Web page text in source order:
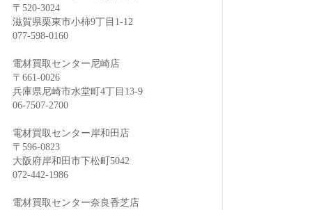
〒520-3024
滋賀県栗東市小柿9丁目1-12
077-598-0160
電材買取センター尼崎店
〒661-0026
兵庫県尼崎市水堂町4丁目13-9
06-7507-2700
電材買取センター岸和田店
〒596-0823
大阪府岸和田市下松町5042
072-442-1986
電材買取センター奈良香芝店